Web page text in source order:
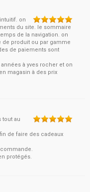
on
du site. le sommaire
de la navigation. on
de produit ou par gamme
de paiements sont
à yves rocher et on
magasin à des prix
tout au
de faire des cadeaux
protégés.